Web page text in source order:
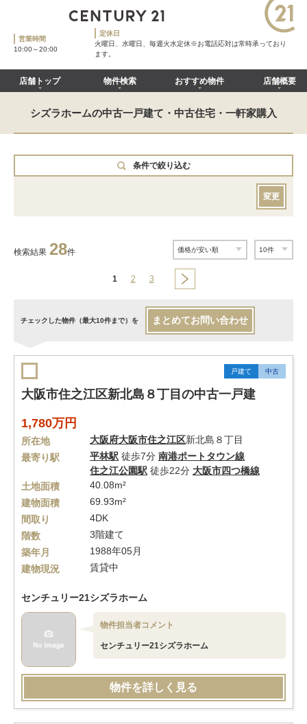
営業時間
10:00～20:00
定休日
火曜日、水曜日、毎週火水定休※お電話応対は常時承っており
ます。
店舗トップ 物件検索 おすすめ物件 店舗概要
シズラホームの中古一戸建て・中古住宅・一軒家購入
条件で絞り込む
変更
検索結果 28件
1 2 3
チェックした物件（最大10件まで）を まとめてお問い合わせ
戸建て 中古
大阪市住之江区新北島８丁目の中古一戸建
1,780万円
所在地 大阪府大阪市住之江区新北島８丁目
最寄り駅
平林駅 徒歩7分 南港ポートタウン線
住之江公園駅 徒歩22分 大阪市四つ橋線
土地面積
40.08m²
建物面積
69.93m²
間取り
4DK
階数
3階建て
築年月
1988年05月
建物現況
賃貸中
センチュリー21シズラホーム
物件担当者コメント
センチュリー21シズラホーム
物件を詳しく見る